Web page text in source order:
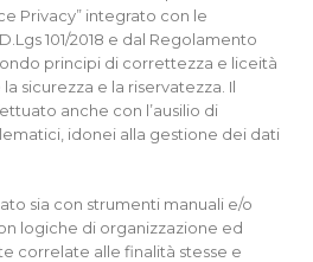
Privacy” integrato con le
101/2018 e dal Regolamento
principi di correttezza e liceità
sicurezza e la riservatezza. Il
anche con l’ausilio di
idonei alla gestione dei dati
sia con strumenti manuali e/o
logiche di organizzazione ed
correlate alle finalità stesse e